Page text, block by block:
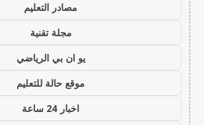
مصادر التعليم
مجلة تقنية
يو ان بي الرياضي
موقع حالة للتعليم
اخبار 24 ساعة